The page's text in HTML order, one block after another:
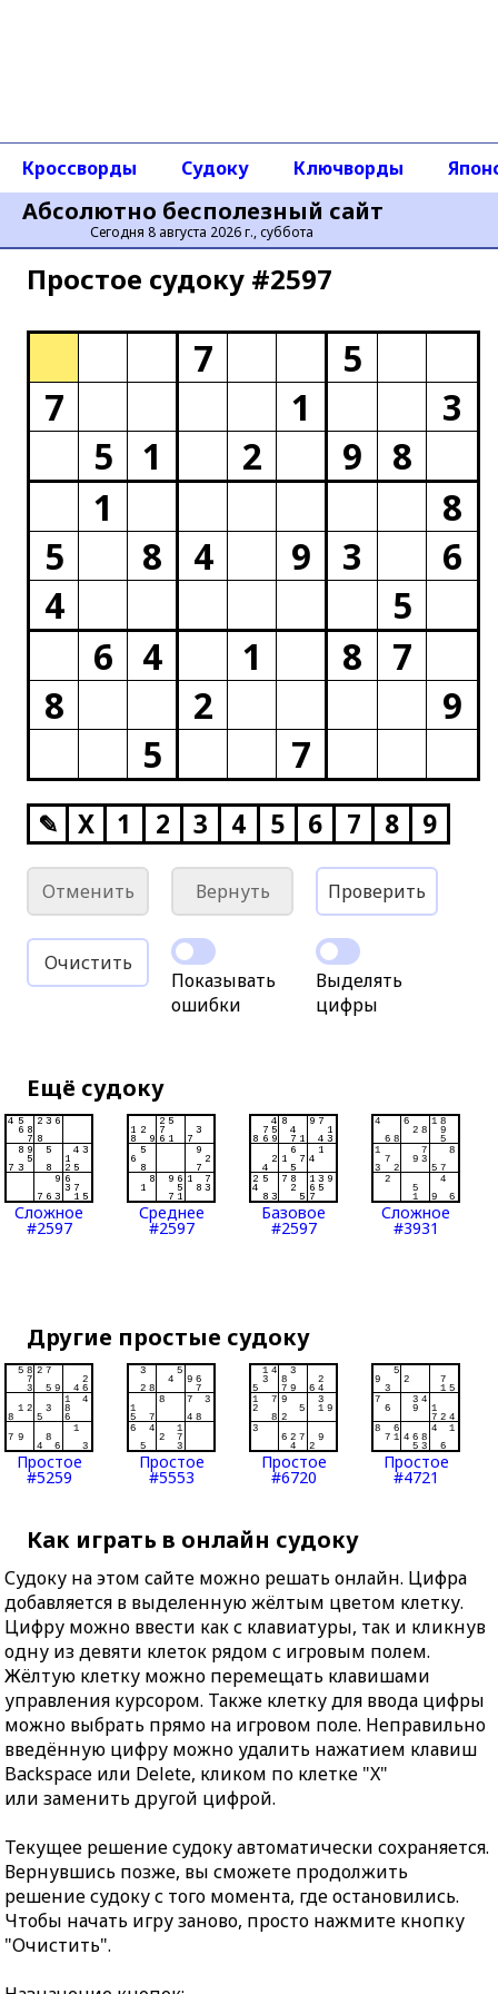
Абсолютно бесполезный сайт
Сегодня 8 августа 2026 г., суббота
Кроссворды Судоку Ключворды
Простое cудоку #2597
7
5
7
1
3
5
1 2 9
8
1
8
5
8 4 9 3
6
4
5
6
4 1 8
7
8
2
9
5
7
✎ X 1 2 3 4 5 6 7 8 9
Отменить Вернуть Проверить
Очистить
Показывать
ошибки
Выделять
цифры
Ещё судоку
Сложное
#2597
Среднее
#2597
Базовое
#2597
Сложное
#3931
Другие простые судоку
Простое
#5259
Простое
#5553
Простое
#6720
Простое
#4721
Как играть в онлайн судоку
Судоку на этом сайте можно решать онлайн. Цифра
добавляется в выделенную жёлтым цветом клетку.
Цифру можно ввести как с клавиатуры, так и кликнув
одну из девяти клеток рядом с игровым полем.
Жёлтую клетку можно перемещать клавишами
управления курсором. Также клетку для ввода цифры
можно выбрать прямо на игровом поле. Неправильно
введённую цифру можно удалить нажатием клавиш
Backspace или Delete, кликом по клетке "X"
или заменить другой цифрой.
Текущее решение судоку автоматически сохраняется.
Вернувшись позже, вы сможете продолжить
решение судоку с того момента, где остановились.
Чтобы начать игру заново, просто нажмите кнопку
"Очистить".